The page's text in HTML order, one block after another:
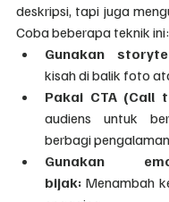
deskripsi, tapi juga
Coba beberapa teknik ini:
Gunakan
kisah di balik foto
Pakai CTA (Call
audiens untuk
berbagi
Gunakan
bijak: Menambah